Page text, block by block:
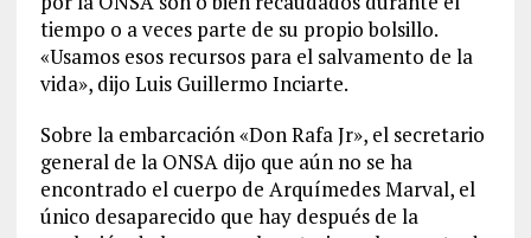
tiempo o a veces parte de su propio bolsillo.
«Usamos esos recursos para el salvamento de la
vida», dijo Luis Guillermo Inciarte.
Sobre la embarcación «Don Rafa Jr», el secretario
general de la ONSA dijo que aún no se ha
encontrado el cuerpo de Arquímedes Marval, el
único desaparecido que hay después de la